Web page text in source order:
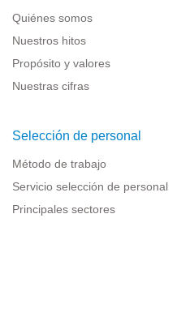
Quiénes somos
Nuestros hitos
Propósito y valores
Nuestras cifras
Selección de personal
Método de trabajo
Servicio selección de personal
Principales sectores